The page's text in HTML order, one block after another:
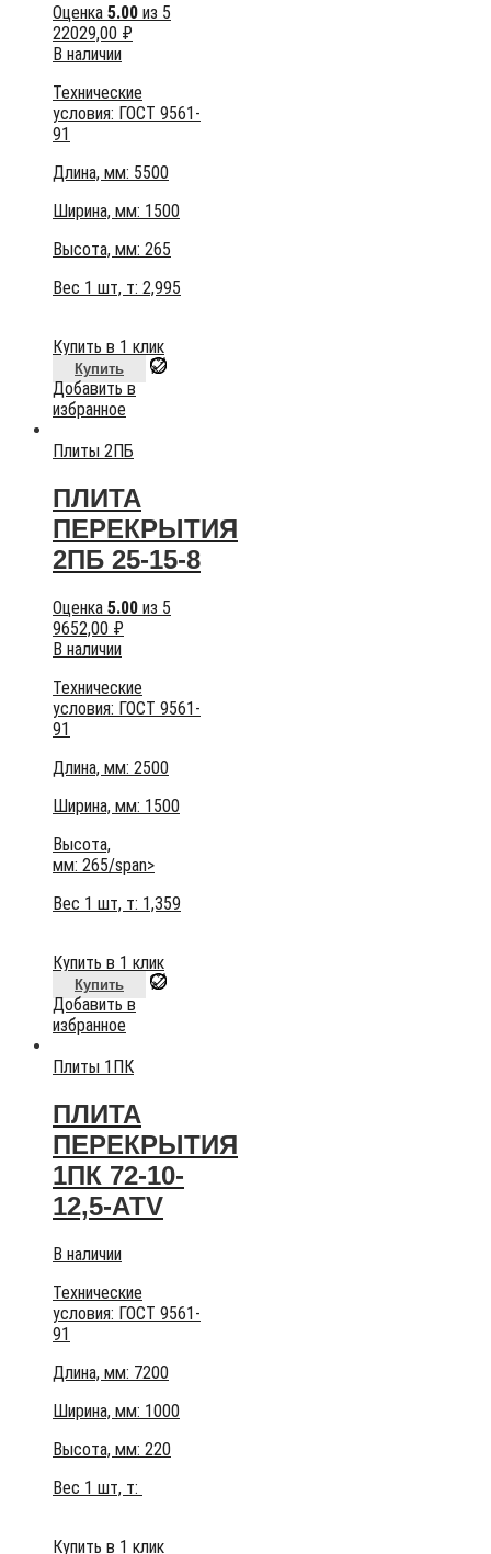
Оценка 5.00 из 5
22029,00 ₽
В наличии
Технические
условия: ГОСТ 9561-
91
Длина, мм: 5500
Ширина, мм: 1500
Высота, мм: 265
Вес 1 шт, т: 2,995
Купить в 1 клик
Купить
Добавить в
избранное
Плиты 2ПБ
ПЛИТА
ПЕРЕКРЫТИЯ
2ПБ 25-15-8
Оценка 5.00 из 5
9652,00 ₽
В наличии
Технические
условия: ГОСТ 9561-
91
Длина, мм: 2500
Ширина, мм: 1500
Высота,
мм: 265/span>
Вес 1 шт, т: 1,359
Купить в 1 клик
Купить
Добавить в
избранное
Плиты 1ПК
ПЛИТА
ПЕРЕКРЫТИЯ
1ПК 72-10-
12,5-АТV
В наличии
Технические
условия: ГОСТ 9561-
91
Длина, мм: 7200
Ширина, мм: 1000
Высота, мм: 220
Вес 1 шт, т:
Купить в 1 клик